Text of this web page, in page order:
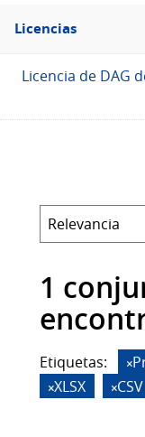
Filtro
Licencias
Licencias
Licencia de DAG
1
Etiquetas:
XLSX
CSV